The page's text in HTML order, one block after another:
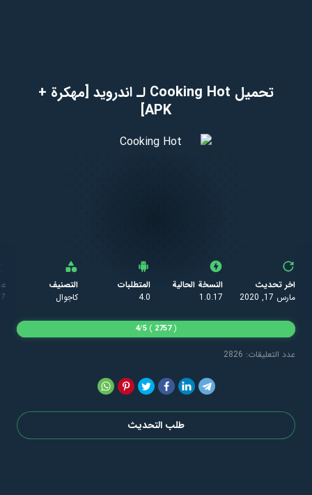
تحميل Cooking Hot لـ اندرويد [مهكرة +
APK]
اخر تحديث
مارس 17, 2020
النسخة الحالية
1.0.17
المتطلبات
4.0
التصنيف
كاجوال
عدد التعليقات: 2826
(
2757
)
4/5
طلب التحديث